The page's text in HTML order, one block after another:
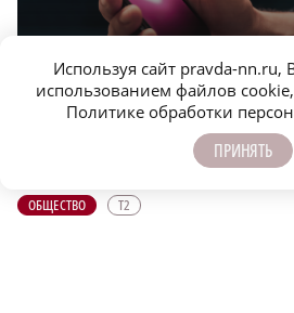
ОБЩЕСТВО
Т2 занял первое место по набору
сервисов цифровой защиты
ОБЩЕСТВО Т2
Используя сайт pravda-nn.ru,
использованием файлов
Политике обработки
ПРИНЯТЬ